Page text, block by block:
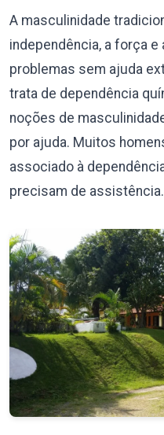
A masculinidade
independência, a força
problemas sem ajuda
trata de dependência
noções de
por ajuda. Muitos
associado à
precisam de assistência.